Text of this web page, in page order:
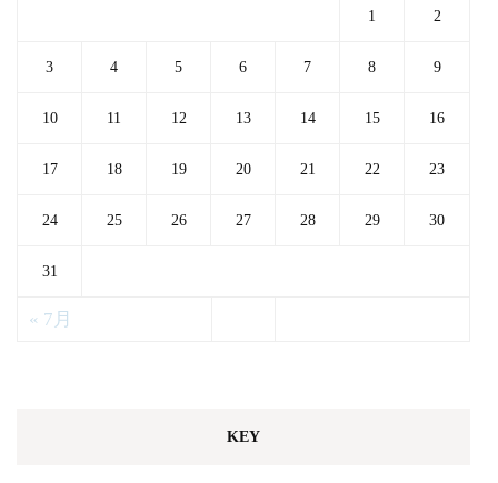
1 2
3 4 5 6 7 8 9
10 11 12 13 14 15 16
17 18 19 20 21 22 23
24 25 26 27 28 29 30
31
« 7月
KEY